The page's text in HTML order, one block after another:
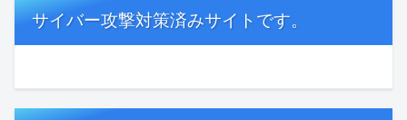
サイバー攻撃対策済みサイトです。